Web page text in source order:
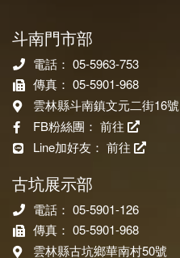
斗南門市部
電話： 05-5963-753
傳真： 05-5901-968
雲林縣斗南鎮文元二街16號
FB粉絲團： 前往
Line加好友： 前往
古坑展示部
電話： 05-5901-126
傳真： 05-5901-968
雲林縣古坑鄉華南村50號